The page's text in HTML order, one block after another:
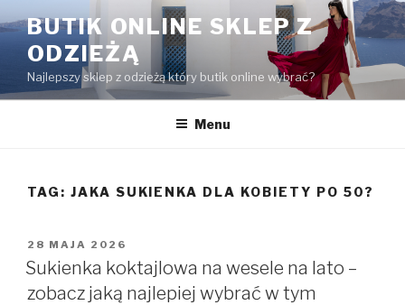
do
treści
BUTIK ONLINE SKLEP Z
ODZIEŻĄ
Najlepszy sklep z odzieżą który butik online wybrać?
Menu
TAG: JAKA SUKIENKA DLA KOBIETY PO 50?
OPUBLIKOWANE
W
28 MAJA 2026
Sukienka koktajlowa na wesele na lato –
zobacz jaką najlepiej wybrać w tym